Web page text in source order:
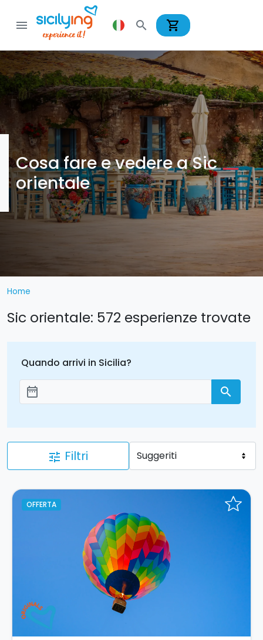
menu search shopping_cart
Cosa fare e vedere a Sic
orientale
Home
Sic orientale: 572 esperienze trovate
Quando arrivi in Sicilia?
Aggiungi le date
date_range search
tune Filtri
OFFERTA